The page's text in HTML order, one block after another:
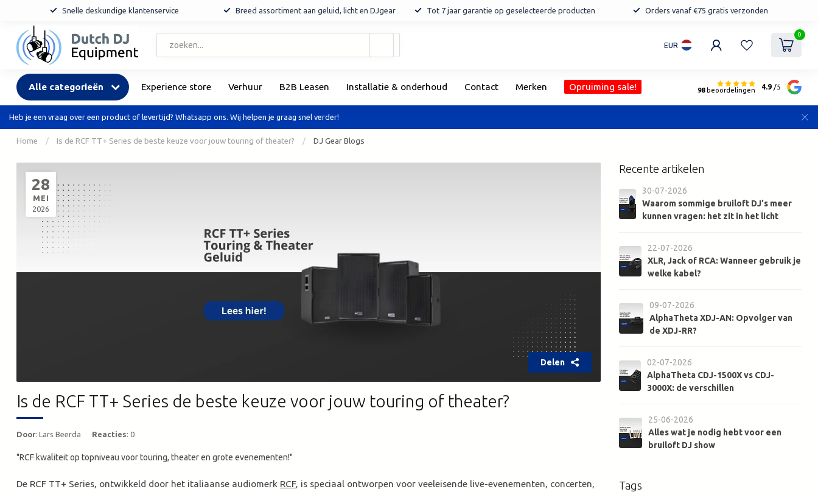
Snelle deskundige klantenservice Breed assortiment aan geluid, licht en DJgear Tot 7 jaar garantie op geselecteerde producten Orders vanaf €75 gratis verzonden
en
een
geselecteerde
Als
kunt
u
touch-
EUR
0
Alle categorieën Experience store Verhuur B2B Leasen Installatie & onderhoud Contact Merken Opruiming sale! 98beoordelingen 4.9 /5
Heb je een vraag over een product of levertijd? Whatsapp ons. Wij helpen je graag snel verder!
Home / Is de RCF TT+ Series de beste keuze voor jouw touring of theater? / DJ Gear Blogs
28
MEI
2026
Delen
Is de RCF TT+ Series de beste keuze voor jouw touring of theater?
Door: Lars Beerda Reacties: 0
"RCF kwaliteit op topniveau voor touring, theater en grote evenementen!"
De RCF TT+ Series, ontwikkeld door het italiaanse audiomerk RCF, is speciaal ontworpen voor veeleisende live-evenementen, concerten,
Recente artikelen
30-07-2026
Waarom sommige bruiloft DJ's meer
kunnen vragen: het zit in het licht
22-07-2026
XLR, Jack of RCA: Wanneer gebruik je
welke kabel?
09-07-2026
AlphaTheta XDJ-AN: Opvolger van
de XDJ-RR?
02-07-2026
AlphaTheta CDJ-1500X vs CDJ-
3000X: de verschillen
25-06-2026
Alles wat je nodig hebt voor een
bruiloft DJ show
Tags